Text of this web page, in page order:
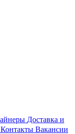
Доставка и
Контакты Вакансии